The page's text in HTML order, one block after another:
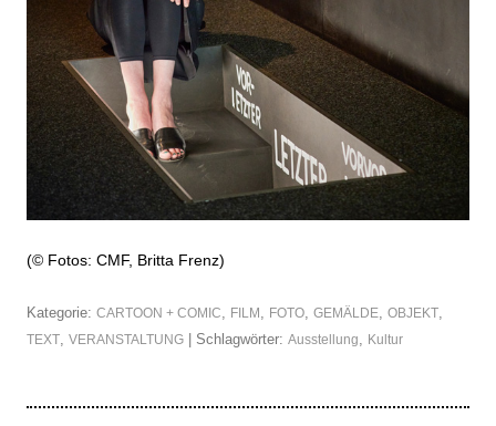
(© Fotos: CMF, Britta Frenz)
Kategorie: CARTOON + COMIC, FILM , FOTO, GEMÄLDE, OBJEKT,
TEXT, VERANSTALTUNG | Schlagwörter: Ausstellung, Kultur